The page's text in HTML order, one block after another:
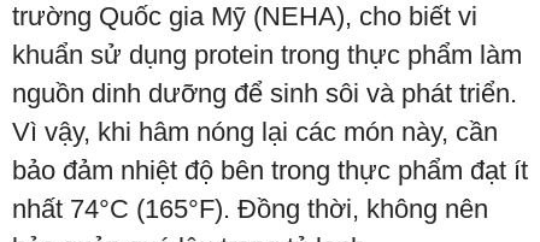
trường Quốc gia Mỹ (NEHA), cho biết vi
khuẩn sử dụng protein trong thực phẩm làm
nguồn dinh dưỡng để sinh sôi và phát triển.
Vì vậy, khi hâm nóng lại các món này, cần
bảo đảm nhiệt độ bên trong thực phẩm đạt ít
nhất 74°C (165°F). Đồng thời, không nên